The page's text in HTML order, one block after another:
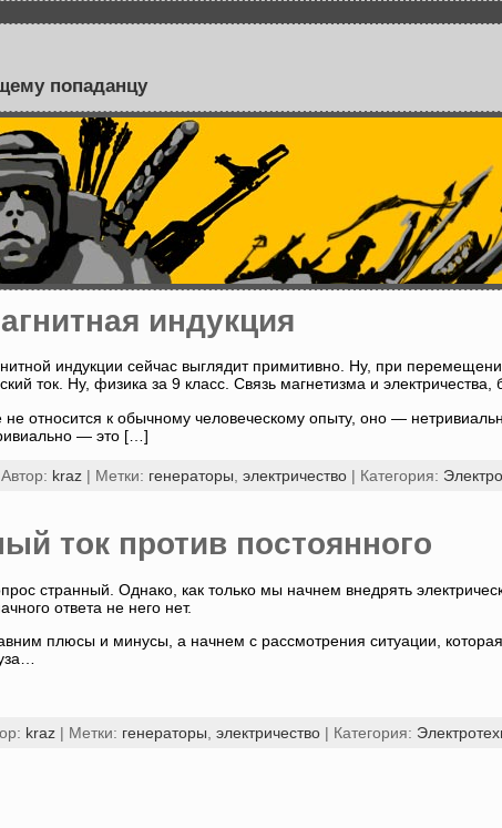
попаданцу
индукция
индукции сейчас выглядит примитивно. Ну, при
ток. Ну, физика за 9 класс. Связь магнетизма и электричества,
относится к обычному человеческому опыту, оно —
— это […]
kraz| Метки: генераторы электричество| Категория:
ток против постоянного
странный. Однако, как только мы начнем внедрять
ответа не него нет.
плюсы и минусы, а начнем с рассмотрения ситуации,
kraz| Метки: генераторы электричество| Категория: